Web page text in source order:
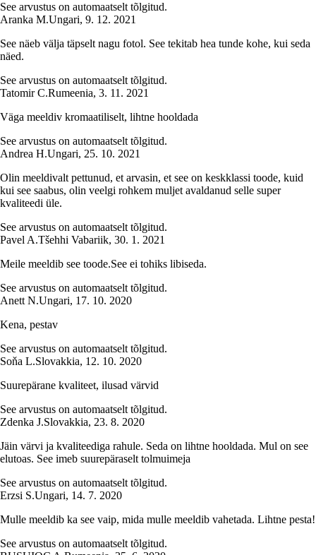
See arvustus on automaatselt tõlgitud.
Aranka M.Ungari, 9. 12. 2021
See näeb välja täpselt nagu fotol. See tekitab hea tunde kohe, kui seda
näed.
See arvustus on automaatselt tõlgitud.
Tatomir C.Rumeenia, 3. 11. 2021
Väga meeldiv kromaatiliselt, lihtne hooldada
See arvustus on automaatselt tõlgitud.
Andrea H.Ungari, 25. 10. 2021
Olin meeldivalt pettunud, et arvasin, et see on keskklassi toode, kuid
kui see saabus, olin veelgi rohkem muljet avaldanud selle super
kvaliteedi üle.
See arvustus on automaatselt tõlgitud.
Pavel A.Tšehhi Vabariik, 30. 1. 2021
Meile meeldib see toode.See ei tohiks libiseda.
See arvustus on automaatselt tõlgitud.
Anett N.Ungari, 17. 10. 2020
Kena, pestav
See arvustus on automaatselt tõlgitud.
Soňa L.Slovakkia, 12. 10. 2020
Suurepärane kvaliteet, ilusad värvid
See arvustus on automaatselt tõlgitud.
Zdenka J.Slovakkia, 23. 8. 2020
Jäin värvi ja kvaliteediga rahule. Seda on lihtne hooldada. Mul on see
elutoas. See imeb suurepäraselt tolmuimeja
See arvustus on automaatselt tõlgitud.
Erzsi S.Ungari, 14. 7. 2020
Mulle meeldib ka see vaip, mida mulle meeldib vahetada. Lihtne pesta!
See arvustus on automaatselt tõlgitud.